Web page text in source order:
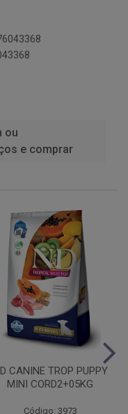
ou
e comprar
CANINE TROP PUPPY
MINI CORD2+05KG
Código: 3973